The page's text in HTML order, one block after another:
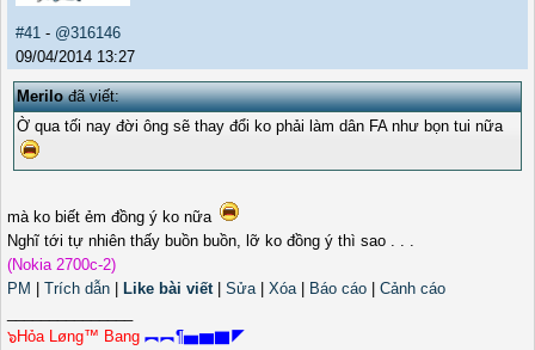
#41 - @316146
09/04/2014 13:27
Merilođã viết:
Ờ qua tối nay đời ông sẽ thay đổi ko phải làm dân FA như bọn tui nữa
mà ko biết ẻm đồng ý ko nữa
Nghĩ tới tự nhiên thấy buồn buồn, lỡ ko đồng ý thì sao . . .
(Nokia 2700c-2)
PM
Trích dẫn Like bài viết| Sửa| Xóa| Báo cáo
Cảnh cáo
๖Hỏa Løng™ Bang ︻︻¶▅▆▇◤